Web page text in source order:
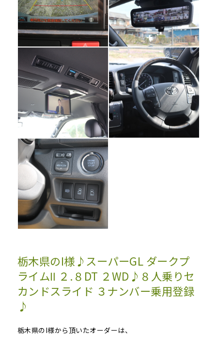
栃木県のI様♪スーパーGL ダークプ
ライムⅡ ２.８DT ２WD♪８人乗りセ
カンドスライド ３ナンバー乗用登録
♪
栃木県のI様から頂いたオーダーは、